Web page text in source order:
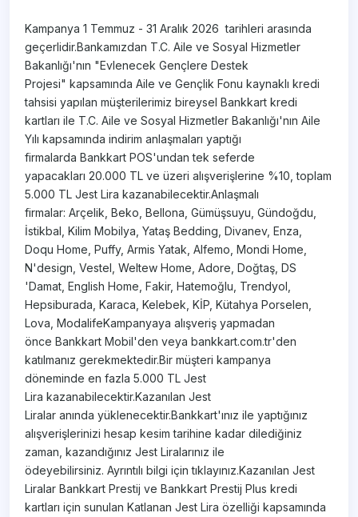
Kampanya 1 Temmuz - 31 Aralık 2026 tarihleri arasında
geçerlidir.Bankamızdan T.C. Aile ve Sosyal Hizmetler
Bakanlığı'nın "Evlenecek Gençlere Destek
Projesi" kapsamında Aile ve Gençlik Fonu kaynaklı kredi
tahsisi yapılan müşterilerimiz bireysel Bankkart kredi
kartları ile T.C. Aile ve Sosyal Hizmetler Bakanlığı'nın Aile
Yılı kapsamında indirim anlaşmaları yaptığı
firmalarda Bankkart POS'undan tek seferde
yapacakları 20.000 TL ve üzeri alışverişlerine %10, toplam
5.000 TL Jest Lira kazanabilecektir.Anlaşmalı
firmalar: Arçelik, Beko, Bellona, Gümüşsuyu, Gündoğdu,
İstikbal, Kilim Mobilya, Yataş Bedding, Divanev, Enza,
Doqu Home, Puffy, Armis Yatak, Alfemo, Mondi Home,
N'design, Vestel, Weltew Home, Adore, Doğtaş, DS
'Damat, English Home, Fakir, Hatemoğlu, Trendyol,
Hepsiburada, Karaca, Kelebek, KİP, Kütahya Porselen,
Lova, ModalifeKampanyaya alışveriş yapmadan
önce Bankkart Mobil'den veya bankkart.com.tr'den
katılmanız gerekmektedir.Bir müşteri kampanya
döneminde en fazla 5.000 TL Jest
Lira kazanabilecektir.Kazanılan Jest
Liralar anında yüklenecektir.Bankkart'ınız ile yaptığınız
alışverişlerinizi hesap kesim tarihine kadar dilediğiniz
zaman, kazandığınız Jest Liralarınız ile
ödeyebilirsiniz. Ayrıntılı bilgi için tıklayınız.Kazanılan Jest
Liralar Bankkart Prestij ve Bankkart Prestij Plus kredi
kartları için sunulan Katlanan Jest Lira özelliği kapsamında